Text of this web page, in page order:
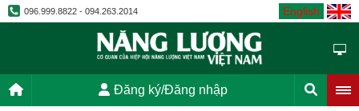
096.999.8822 - 094.263.2014 English
Đăng ký/Đăng nhập